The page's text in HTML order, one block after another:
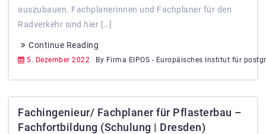
auszubauen. Fachplanerinnen und Fachplaner für den
Radverkehr sind hier […]
Continue Reading
5. Dezember 2022 By Firma EIPOS - Europäisches Institut für
Fachingenieur/ Fachplaner für Pflasterbau –
Fachfortbildung (Schulung | Dresden)